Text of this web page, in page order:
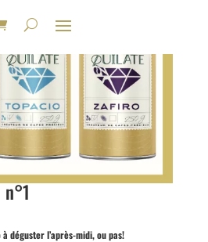
déguster l’après-midi, ou pas!